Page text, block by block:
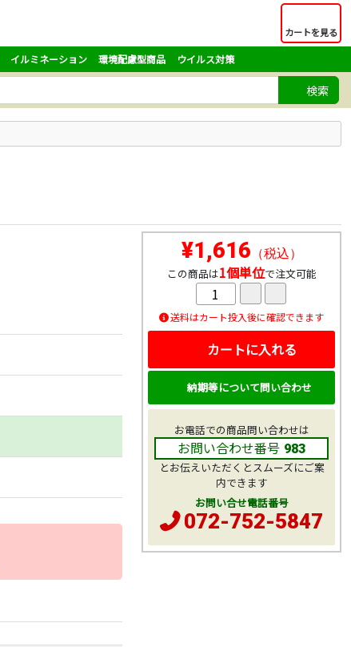
カートを見る
イルミネーション 環境配慮型商品 ウイルス対策
検索
¥1,616 （税込）
この商品は1個単位で注文可能
送料はカート投入後に確認できます
カートに入れる
納期等について問い合わせ
お電話での商品問い合わせは
お問い合わせ番号 983
とお伝えいただくとスムーズにご案
内できます
お問い合せ電話番号
072-752-5847